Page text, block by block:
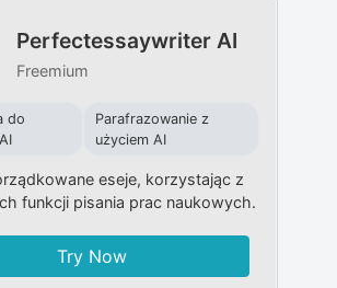
Perfectessaywriter AI
Freemium
do
Parafrazowanie z
użyciem AI
eseje, korzystając z
funkcji pisania prac naukowych.
Try Now